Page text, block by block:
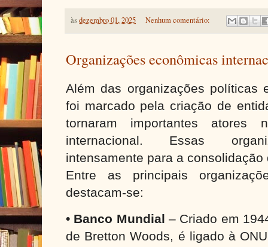
àsdezembro 01, 2025 Nenhum comentário:
Organizações econômicas
Além das organizações políticas
foi marcado pela criação de
tornaram importantes atores
internacional. Essas
intensamente para a
Entre as principais
destacam-se:
• Banco Mundial – Criado em
de Bretton Woods, é ligado à